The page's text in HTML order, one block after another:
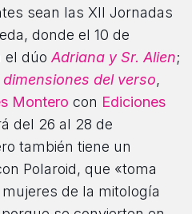
sean las XII Jornadas
donde el 10 de
el dúoAdriana y Sr. Alien;
del verso,
Montero con Ediciones
del 26 al 28 de
también tiene un
Polaroid, que «toma
de la mitología